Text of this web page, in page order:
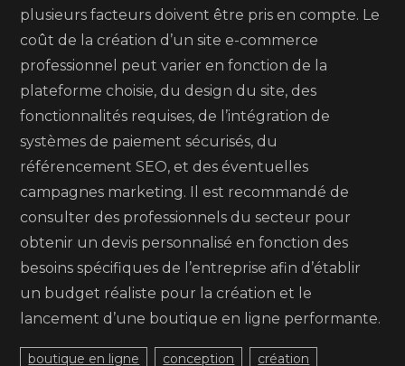
plusieurs facteurs doivent être pris en compte. Le
coût de la création d’un site e-commerce
professionnel peut varier en fonction de la
plateforme choisie, du design du site, des
fonctionnalités requises, de l’intégration de
systèmes de paiement sécurisés, du
référencement SEO, et des éventuelles
campagnes marketing. Il est recommandé de
consulter des professionnels du secteur pour
obtenir un devis personnalisé en fonction des
besoins spécifiques de l’entreprise afin d’établir
un budget réaliste pour la création et le
lancement d’une boutique en ligne performante.
boutique en ligne conception création